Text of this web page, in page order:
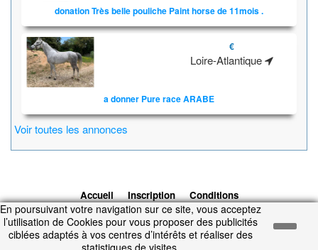
donation Très belle pouliche Paint horse de 11mois .
€
Loire-Atlantique
a donner Pure race ARABE
Voir toutes les annonces
Accueil Inscription
Conditions
d'utilisation
Contacts © 2026 1cheval.com
Ecurie Virtuelle -
Jeu Cheval
Temps d'exécution : 0.045 secondes.
En poursuivant votre navigation sur ce site, vous acceptez
l’utilisation de Cookies pour vous proposer des publicités
ciblées adaptés à vos centres d’intérêts et réaliser des
statistiques de visites.